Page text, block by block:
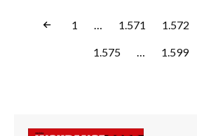
1 … 1.571 1.572
1.575 … 1.599